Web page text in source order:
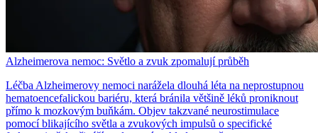
Alzheimerova nemoc: Světlo a zvuk zpomalují průběh
Léčba Alzheimerovy nemoci narážela dlouhá léta na neprostupnou
hematoencefalickou bariéru, která bránila většině léků proniknout
přímo k mozkovým buňkám. Objev takzvané neurostimulace
pomocí blikajícího světla a zvukových impulsů o specifické